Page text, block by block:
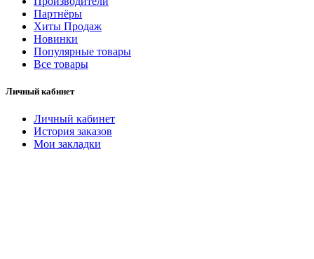
Партнёры
Хиты Продаж
Новинки
Популярные товары
Все товары
Личный кабинет
Личный кабинет
История заказов
Мои закладки